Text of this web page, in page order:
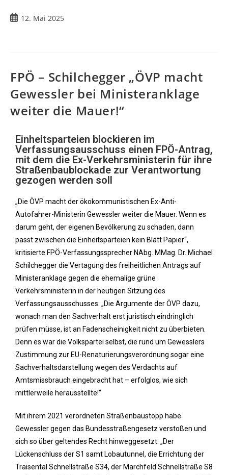
12. Mai 2025
FPÖ – Schilchegger „ÖVP macht
Gewessler bei Ministeranklage
weiter die Mauer!“
Einheitsparteien blockieren im
Verfassungsausschuss einen FPÖ-Antrag,
mit dem die Ex-Verkehrsministerin für ihre
Straßenbaublockade zur Verantwortung
gezogen werden soll
„Die ÖVP macht der ökokommunistischen Ex-Anti-
Autofahrer-Ministerin Gewessler weiter die Mauer. Wenn es
darum geht, der eigenen Bevölkerung zu schaden, dann
passt zwischen die Einheitsparteien kein Blatt Papier“,
kritisierte FPÖ-Verfassungssprecher NAbg. MMag. Dr. Michael
Schilchegger die Vertagung des freiheitlichen Antrags auf
Ministeranklage gegen die ehemalige grüne
Verkehrsministerin in der heutigen Sitzung des
Verfassungsausschusses: „Die Argumente der ÖVP dazu,
wonach man den Sachverhalt erst juristisch eindringlich
prüfen müsse, ist an Fadenscheinigkeit nicht zu überbieten.
Denn es war die Volkspartei selbst, die rund um Gewesslers
Zustimmung zur EU-Renaturierungsverordnung sogar eine
Sachverhaltsdarstellung wegen des Verdachts auf
Amtsmissbrauch eingebracht hat – erfolglos, wie sich
mittlerweile herausstellte!“
Mit ihrem 2021 verordneten Straßenbaustopp habe
Gewessler gegen das Bundesstraßengesetz verstoßen und
sich so über geltendes Recht hinweggesetzt: „Der
Lückenschluss der S1 samt Lobautunnel, die Errichtung der
Traisental Schnellstraße S34, der Marchfeld Schnellstraße S8